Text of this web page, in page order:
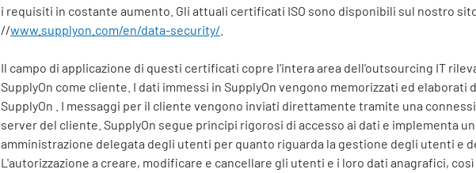
i requisiti in costante aumento. Gli attuali certificati ISO sono disponibili sul nostro
//www.supplyon.com/en/data-security/
Il campo di applicazione di questi certificati copre l'intera area dell'outsourcing IT
SupplyOn come cliente. I dati immessi in SupplyOn vengono memorizzati ed elaborati
SupplyOn
. I messaggi per il cliente vengono inviati direttamente tramite una
server del cliente. SupplyOn segue principi rigorosi di accesso ai dati e implementa
amministrazione delegata degli utenti per quanto riguarda la gestione degli utenti e
L'autorizzazione a creare, modificare e cancellare gli utenti e i loro dati anagrafici, così